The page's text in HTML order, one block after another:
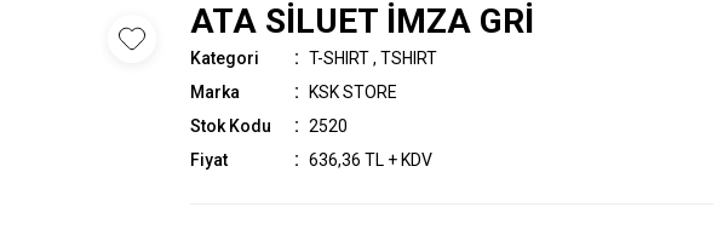
ATA SİLUET İMZA GRİ
Kategori T-SHIRT ,TSHIRT
Marka
KSK STORE
Stok Kodu
2520
Fiyat
636,36 TL + KDV